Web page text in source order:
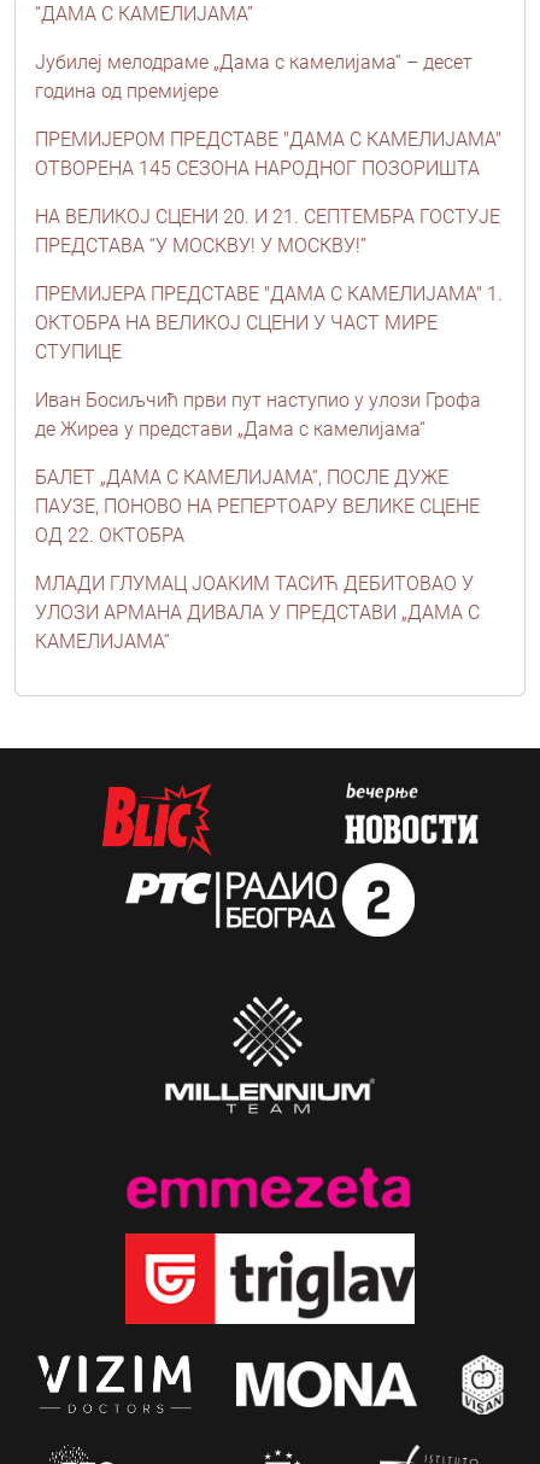
“ДАМА С КАМЕЛИЈАМА”
Јубилеј мелодраме „Дама с камелијама“ – десет
година од премијере
ПРЕМИЈЕРОМ ПРЕДСТАВЕ "ДАМА С КАМЕЛИЈАМА"
ОТВОРЕНА 145 СЕЗОНА НАРОДНОГ ПОЗОРИШТА
НА ВЕЛИКОЈ СЦЕНИ 20. И 21. СЕПТЕМБРА ГОСТУЈЕ
ПРЕДСТАВА “У МОСКВУ! У МОСКВУ!”
ПРЕМИЈЕРА ПРЕДСТАВЕ "ДАМА С КАМЕЛИЈАМА" 1.
ОКТОБРА НА ВЕЛИКОЈ СЦЕНИ У ЧАСТ МИРЕ
СТУПИЦЕ
Иван Босиљчић први пут наступио у улози Грофа
де Жиреа у представи „Дама с камелијама“
БАЛЕТ „ДАМА С КАМЕЛИЈАМА“, ПОСЛЕ ДУЖЕ
ПАУЗЕ, ПОНОВО НА РЕПЕРТОАРУ ВЕЛИКЕ СЦЕНЕ
ОД 22. ОКТОБРА
МЛАДИ ГЛУМАЦ ЈОАКИМ ТАСИЋ ДЕБИТОВАО У
УЛОЗИ АРМАНА ДИВАЛА У ПРЕДСТАВИ „ДАМА С
КАМЕЛИЈАМА“